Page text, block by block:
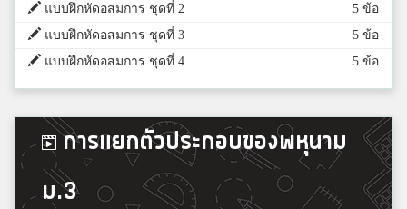
แบบฝึกหัดอสมการ ชุดที่ 2
5 ข้อ
แบบฝึกหัดอสมการ ชุดที่ 3
5 ข้อ
แบบฝึกหัดอสมการ ชุดที่ 4
5 ข้อ
การแยกตัวประกอบของพหุนาม
ม.3